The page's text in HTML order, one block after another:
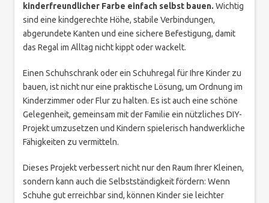
kinderfreundlicher Farbe einfach selbst bauen. Wichtig
sind eine kindgerechte Höhe, stabile Verbindungen,
abgerundete Kanten und eine sichere Befestigung, damit
das Regal im Alltag nicht kippt oder wackelt.
Einen Schuhschrank oder ein Schuhregal für Ihre Kinder zu
bauen, ist nicht nur eine praktische Lösung, um Ordnung im
Kinderzimmer oder Flur zu halten. Es ist auch eine schöne
Gelegenheit, gemeinsam mit der Familie ein nützliches DIY-
Projekt umzusetzen und Kindern spielerisch handwerkliche
Fähigkeiten zu vermitteln.
Dieses Projekt verbessert nicht nur den Raum Ihrer Kleinen,
sondern kann auch die Selbstständigkeit fördern: Wenn
Schuhe gut erreichbar sind, können Kinder sie leichter